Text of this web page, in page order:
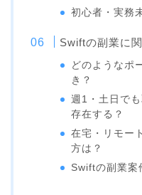
初心者・実務
Swiftの副業に
どのようなポ
き？
週1・土日で
存在する？
在宅・リモー
方は？
Swiftの副業案